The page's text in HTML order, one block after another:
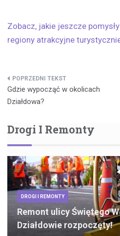
Zobacz, jakie jeszcze
regiony atrakcyjne
Nawigacja
wpisu
Gdzie wypocząć w okolicach
Działdowa?
Drogi I Remonty
DROGI I REMONTY
Remont ulicy Świętego
Działdowie rozpoczęty!